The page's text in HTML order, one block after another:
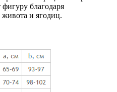
благодаря
и ягодиц.